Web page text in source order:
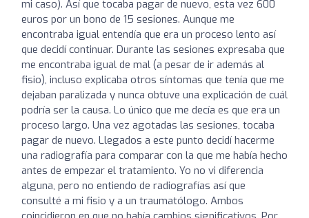
mi caso). Así que tocaba pagar de nuevo, esta vez 600
euros por un bono de 15 sesiones. Aunque me
encontraba igual entendía que era un proceso lento así
que decidí continuar. Durante las sesiones expresaba que
me encontraba igual de mal (a pesar de ir además al
fisio), incluso explicaba otros síntomas que tenía que me
dejaban paralizada y nunca obtuve una explicación de cuál
podría ser la causa. Lo único que me decía es que era un
proceso largo. Una vez agotadas las sesiones, tocaba
pagar de nuevo. Llegados a este punto decidí hacerme
una radiografía para comparar con la que me había hecho
antes de empezar el tratamiento. Yo no vi diferencia
alguna, pero no entiendo de radiografías así que
consulté a mi fisio y a un traumatólogo. Ambos